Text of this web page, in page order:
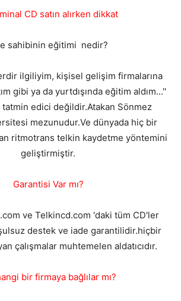
CD satın alırken dikkat
sahibinin eğitimi nedir?
ilgiliyim, kişisel gelişim firmalarına
gibi ya da yurtdışında eğitim aldım...''
edici değildir.Atakan Sönmez
mezunudur.Ve dünyada hiç bir
ritmotrans telkin kaydetme yöntemini
geliştirmiştir.
Garantisi Var mı?
ve Telkincd.com 'daki tüm CD'ler
destek ve iade garantilidir.hiçbir
çalışmalar muhtemelen aldatıcıdır.
bir firmaya bağlılar mı?